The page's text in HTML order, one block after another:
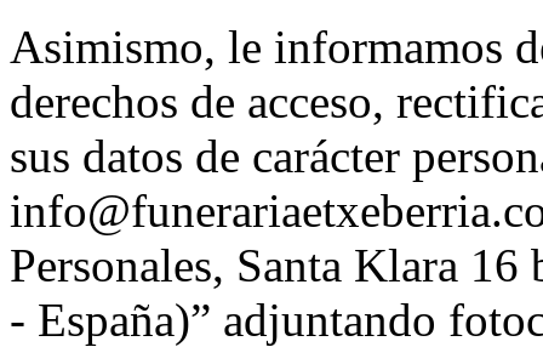
Asimismo, le informamos
derechos de acceso,
sus datos de carácter
Personales, Santa Klara
- España)” adjuntando